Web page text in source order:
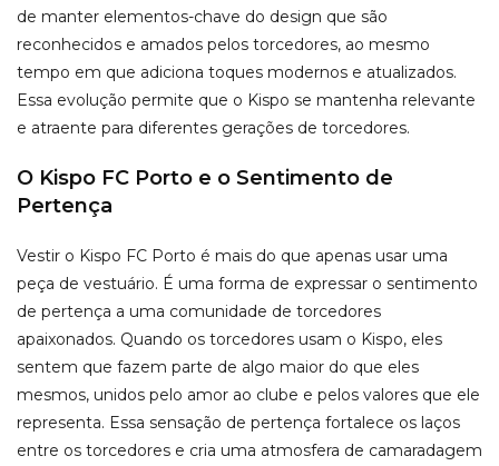
de manter elementos-chave do design que são
reconhecidos e amados pelos torcedores, ao mesmo
tempo em que adiciona toques modernos e atualizados.
Essa evolução permite que o Kispo se mantenha relevante
e atraente para diferentes gerações de torcedores.
O Kispo FC Porto e o Sentimento de
Pertença
Vestir o Kispo FC Porto é mais do que apenas usar uma
peça de vestuário. É uma forma de expressar o sentimento
de pertença a uma comunidade de torcedores
apaixonados. Quando os torcedores usam o Kispo, eles
sentem que fazem parte de algo maior do que eles
mesmos, unidos pelo amor ao clube e pelos valores que ele
representa. Essa sensação de pertença fortalece os laços
entre os torcedores e cria uma atmosfera de camaradagem